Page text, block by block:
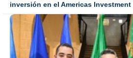
inversión en el Americas Investment